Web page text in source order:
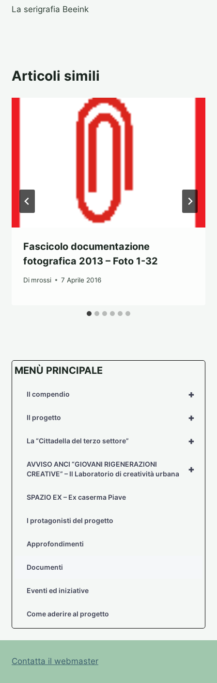
La serigrafia Beeink
Articoli simili
Fascicolo documentazione
fotografica 2013 – Foto 1-32
Di mrossi 7 Aprile 2016
MENÙ PRINCIPALE
+
Il compendio
+
Il progetto
+
La “Cittadella del terzo settore”
+
AVVISO ANCI “GIOVANI RIGENERAZIONI
CREATIVE” – Il Laboratorio di creatività urbana
SPAZIO EX – Ex caserma Piave
I protagonisti del progetto
Approfondimenti
Documenti
Eventi ed iniziative
Come aderire al progetto
Contatta il webmaster